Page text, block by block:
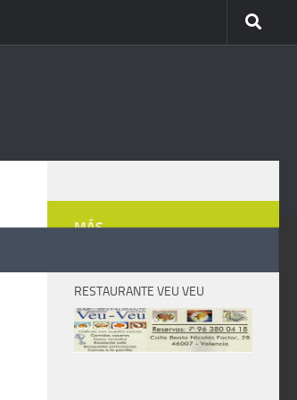
MÁS
RESTAURANTE VEU VEU